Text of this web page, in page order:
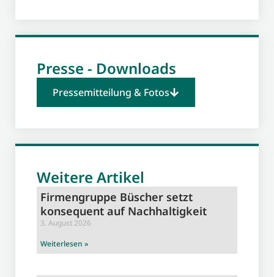
Presse - Downloads
Pressemitteilung & Fotos
Weitere Artikel
Firmengruppe Büscher setzt
konsequent auf Nachhaltigkeit
3. August 2026
Weiterlesen »